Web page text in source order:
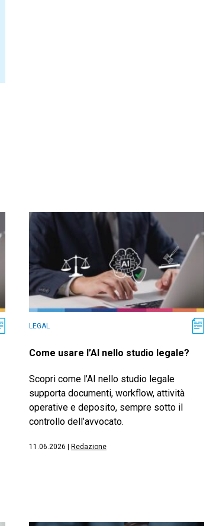
LEGAL
Come usare l’AI nello studio legale?
Scopri come l’AI nello studio legale
supporta documenti, workflow, attività
operative e deposito, sempre sotto il
controllo dell’avvocato.
11.06.2026 Redazione